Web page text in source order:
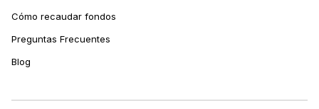
Cómo recaudar fondos
Preguntas Frecuentes
Blog